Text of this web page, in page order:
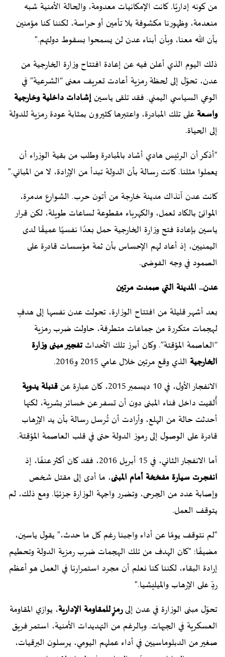
من كونه إداريًا. كانت الإمكانيات معدومة، والحالة الأمنية شبه
منعدمة، وظهورنا مكشوفة بلا تأمين أو حراسة، لكننا كنا مؤمنين
بأن الله معنا، وبأن أبناء عدن لن يسمحوا بسقوط دولتهم."
ذلك اليوم الذي أعلن فيه عن إعادة افتتاح وزارة الخارجية من
عدن، تحوّل إلى لحظة رمزية أعادت تعريف معنى “الشرعية” في
الوعي السياسي اليمني. فقد تلقى ياسين إشادات داخلية وخارجية
واسعة على تلك المبادرة، واعتبرها كثيرون بمثابة عودة رمزية للدولة
إلى الحياة.
"أذكر أن الرئيس هادي أشاد بالمبادرة وطلب من بقية الوزراء أن
يعملوا مثلنا. كانت رسالة بأن الدولة تبدأ من الإرادة، لا من المباني."
كانت عدن آنذاك مدينة خارجة من أتون حرب. الشوارع مدمرة،
الموانئ بالكاد تعمل، والكهرباء مقطوعة لساعات طويلة، لكن قرار
ياسين بإعادة فتح وزارة الخارجية حمل بعدًا نفسيًا عميقًا لدى
اليمنيين، إذ أعاد لهم الإحساس بأن ثمة مؤسسات قادرة على
الصمود في وجه الفوضى.
عدن.. المدينة التي صمدت مرتين
بعد أشهر قليلة من افتتاح الوزارة، تحولت عدن نفسها إلى هدفٍ
لهجمات متكررة من جماعات متطرفة، حاولت ضرب رمزية
“العاصمة المؤقتة”. وكان أبرز تلك الأحداثتفجير مبنى وزارة
الخارجية الذي وقع مرتين خلال عامي 2015 و2016.
الانفجار الأول، في 10 ديسمبر 2015، كان عبارة عن
قنبلة يدوية
أُلقيت داخل فناء المبنى دون أن تسفر عن خسائر بشرية، لكنها
أحدثت حالة من الهلع، وأرادت أن تُرسل رسالة بأن يد الإرهاب
قادرة على الوصول إلى رموز الدولة حتى في قلب العاصمة المؤقتة.
أما الانفجار الثاني، في 15 أبريل 2016، فقد كان أكثر عنفًا، إذ
انفجرت سيارة مفخخة أمام المبنى، ما أدى إلى مقتل شخص
وإصابة عدد من الجرحى، وتضرر واجهة الوزارة جزئيًا. ومع ذلك، لم
يتوقف العمل.
"لم نتوقف يومًا عن أداء واجبنا رغم كل ما حدث،" يقول ياسين،
مضيفًا: "كان الهدف من تلك الهجمات ضرب رمزية الدولة وتحطيم
إرادة البقاء، لكننا كنا نعلم أن مجرد استمرارنا في العمل هو أعظم
ردٍّ على الإرهاب والميليشيا."
تحوّل مبنى الوزارة في عدن إلىرمزٍ للمقاومة الإدارية، يوازي المقاومة
العسكرية في الجبهات. وبالرغم من التهديدات الأمنية، استمر فريق
صغير من الدبلوماسيين في أداء عملهم اليومي، يرسلون البرقيات،